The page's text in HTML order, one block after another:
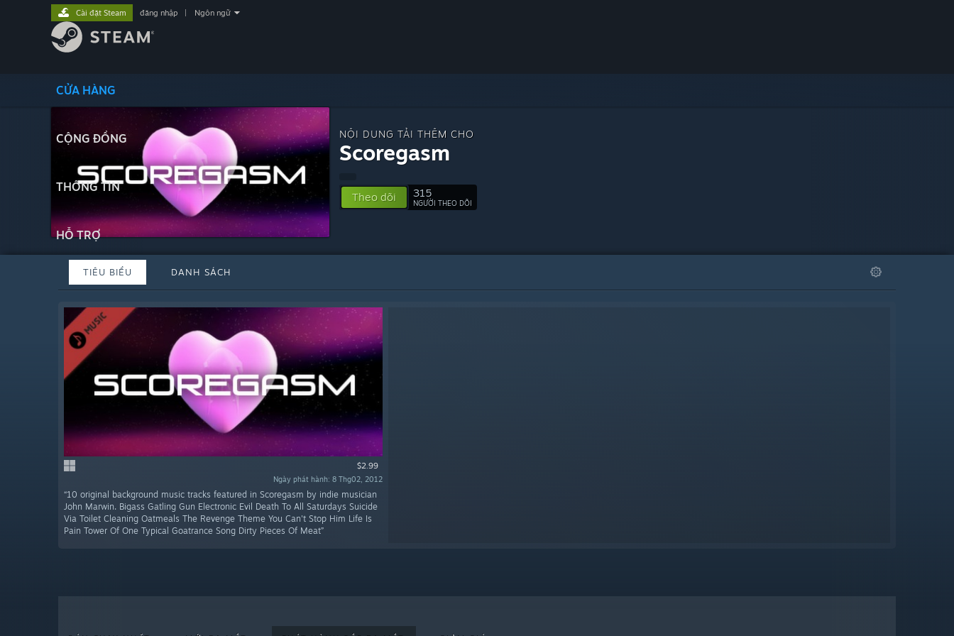
CỬA HÀNG
CỘNG ĐỒNG
THÔNG TIN
HỖ TRỢ
Cài đặt Steam đăng nhập Ngôn ngữ
NỘI DUNG TẢI THÊM CHO
Scoregasm
Theo dõi 315
NGƯỜI THEO DÕI
TIÊU BIỂU DANH SÁCH
$2.99
Ngày phát hành: 8 Thg02, 2012
“10 original background music tracks featured in Scoregasm by indie musician
John Marwin. Bigass Gatling Gun Electronic Evil Death To All Saturdays Suicide
Via Toilet Cleaning Oatmeals The Revenge Theme You Can't Stop Him Life Is
Pain Tower Of One Typical Goatrance Song Dirty Pieces Of Meat”